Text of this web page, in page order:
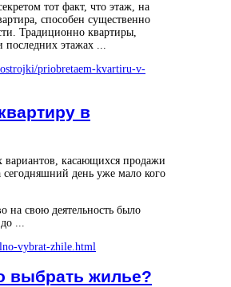
тот факт, что этаж, на
способен существенно
Традиционно квартиры,
последних этажах ...
в
касающихся продажи
день уже мало кого
на свою деятельность было
...
выбрать жилье?